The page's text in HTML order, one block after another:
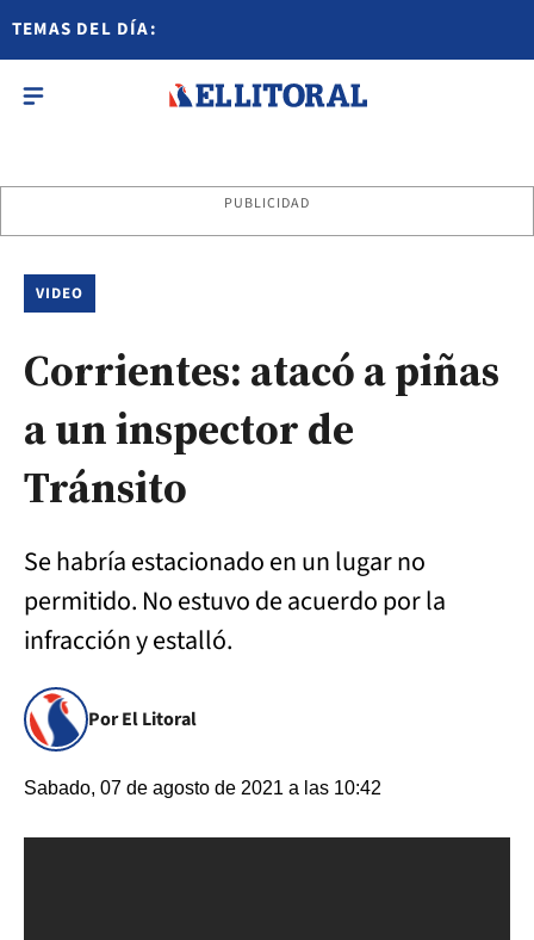
TEMAS DEL DÍA:
PUBLICIDAD
VIDEO
Corrientes: atacó a piñas
a un inspector de
Tránsito
Se habría estacionado en un lugar no
permitido. No estuvo de acuerdo por la
infracción y estalló.
Por El Litoral
Sabado, 07 de agosto de 2021 a las 10:42